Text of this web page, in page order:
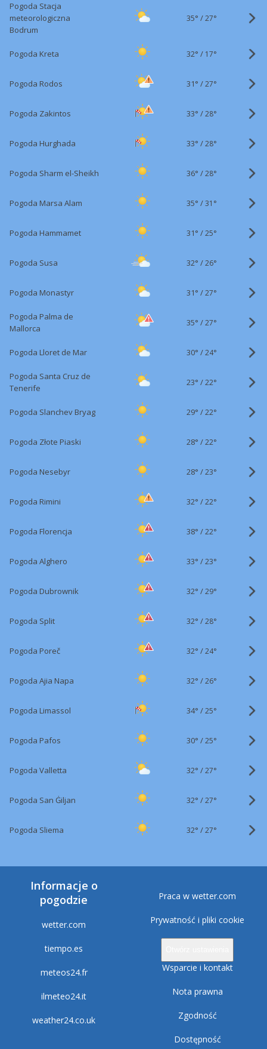
Pogoda Stacja
meteorologiczna
Bodrum
35° /27°
Pogoda Kreta 32° / 17°
Pogoda Rodos 31° /27°
Pogoda Zakintos 33° /28°
Pogoda Hurghada 33° /28°
Pogoda Sharm el-Sheikh 36° /28°
Pogoda Marsa Alam 35° /31°
Pogoda Hammamet 31° /25°
Pogoda Susa 32° /26°
Pogoda Monastyr 31° /27°
Pogoda Palma de
Mallorca
35° /27°
Pogoda Lloret de Mar 30° /24°
Pogoda Santa Cruz de
Tenerife
23° /22°
Pogoda Slanchev Bryag 29° /22°
Pogoda Złote Piaski 28° /22°
Pogoda Nesebyr 28° /23°
Pogoda Rimini 32° /22°
Pogoda Florencja 38° /22°
Pogoda Alghero 33° /23°
Pogoda Dubrownik 32° /29°
Pogoda Split 32° /28°
Pogoda Poreč 32° /24°
Pogoda Ajia Napa 32° /26°
Pogoda Limassol 34° /25°
Pogoda Pafos 30° /25°
Pogoda Valletta 32° /27°
Pogoda San Ġiljan 32° /27°
Pogoda Sliema 32° /27°
Informacje o
pogodzie
wetter.com
tiempo.es
meteos24.fr
ilmeteo24.it
weather24.co.uk
Praca w wetter.com
Prywatność i pliki cookie
Wsparcie i kontakt
Nota prawna
Zgodność
Dostępność